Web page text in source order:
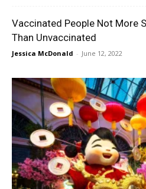
Vaccinated People Not More
Than Unvaccinated
Jessica McDonald - June 12, 2022